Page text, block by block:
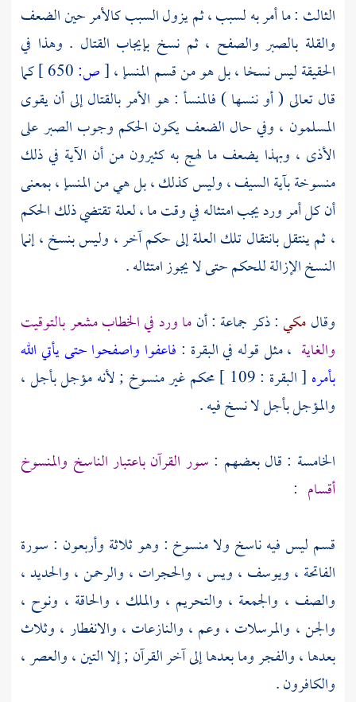
الثالث : ما أمر به لسبب ، ثم يزول السبب كالأمر حين الضعف
والقلة بالصبر والصفح ، ثم نسخ بإيجاب القتال . وهذا في
الحقيقة ليس نسخا ، بل هو من قسم المنسإ ،[ص:
كما
قال تعالى ( أو ننسها ) فالمنسأ : هو الأمر بالقتال إلى أن يقوى
المسلمون ، وفي حال الضعف يكون الحكم وجوب الصبر على
الأذى ، وبهذا يضعف ما لهج به كثيرون من أن الآية في ذلك
منسوخة بآية السيف ، وليس كذلك ، بل هي من المنسإ ، بمعنى
أن كل أمر ورد يجب امتثاله في وقت ما ، لعلة تقتضي ذلك الحكم
، ثم ينتقل بانتقال تلك العلة إلى حكم آخر ، وليس بنسخ ، إنما
النسخ الإزالة للحكم حتى لا يجوز امتثاله .
وقالمكي: ذكر جماعة : أنما ورد في الخطاب مشعر بالتوقيت
والغاية ، مثل قوله في البقرة : فاعفوا واصفحوا حتى يأتي الله
بأمره
[ البقرة : 109 ] محكم غير منسوخ ; لأنه مؤجل بأجل ،
والمؤجل بأجل لا نسخ فيه .
الخامسة : قال بعضهم : سور القرآن باعتبار الناسخ والمنسوخ
أقسام :
قسم ليس فيه ناسخ ولا منسوخ : وهو ثلاثة وأربعون : سورة
الفاتحة ، ويوسف ، ويس ، والحجرات ، والرحمن ، والحديد ،
والصف ، والجمعة ، والتحريم ، والملك ، والحاقة ، ونوح ،
والجن ، والمرسلات ، وعم ، والنازعات ، والانفطار ، وثلاث
بعدها ، والفجر وما بعدها إلى آخر القرآن ; إلا التين ، والعصر ،
والكافرون .